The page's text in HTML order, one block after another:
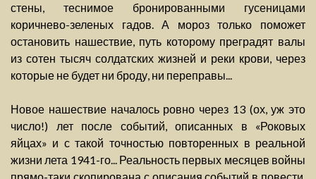
стены, теснимое бронированными гусеницами
коричнево-зеленых гадов. А мороз только поможет
остановить нашествие, путь которому преградят валы
из сотен тысяч солдатских жизней и реки крови, через
которые не будет ни броду, ни переправы...
Новое нашествие началось ровно через 13 (ох, уж это
число!) лет после событий, описанных в «Роковых
яйцах» и с такой точностью повторенных в реальной
жизни лета 1941-го... Реальность первых месяцев войны